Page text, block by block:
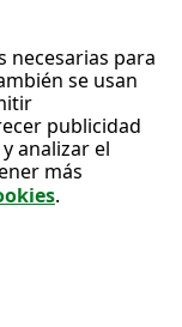
necesarias para
se usan
publicidad
analizar el
más
.